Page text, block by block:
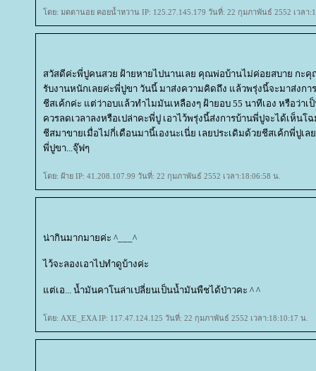
ดย: มดตานอย คอยน้ำหวาน IP: 125.27.145.179 วันที่: 22 กุมภาพันธ์ 2552 เวลา
สวัสดีค่ะพี่ปูคนสวย ฝ้ายหายไปนานเลย คุณพ่อบ้านไม่ค่อยสบาย กะ
รับงานหนักเลยค่ะพี่ปูขา วันนี้ มาส่งความคิดถึง แล้วพรุ่งนี้จะมาส่งกา
ชีสเค้กค่ะ แต่ว่าอบแล้วทำไมมันเหลืองๆ ฝ้ายอบ 55 นาทีเอง หรือว่า
ควรลดเวลาลงหรือเปล่าคะพี่ปู เอาไว้พรุ่งนี้ส่งการบ้านพี่ปูจะได้เห็น
ชีสมาขายเมื่อไม่กี่เดือนมานี้เองนะเนี่ย เลยประเดิมด้วยชีสเค้กพี่ปูเล
พี่ปูขา...จุ๊ฟๆ
ดย: ฝ้าย IP: 41.208.107.99 วันที่: 22 กุมภาพันธ์ 2552 เวลา:18:06:58 น.
น่ากินมากมายค่ะ ^___^
ไว้จะลองเอาไปทำดูบ้างค่ะ
ต่เอ... น้ำมันคาโนล่าเปลี่ยนเป็นน้ำมันพืชได้ป่าวคะ ^ ^
ดย: AXE_EXA IP: 117.47.124.125 วันที่: 22 กุมภาพันธ์ 2552 เวลา:18:10:17 น.